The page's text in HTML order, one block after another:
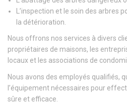
L’inspection et le soin des arbres
la détérioration.
Nous offrons nos services à divers
propriétaires de maisons, les
locaux et les associations de
Nous avons des employés qualifiés,
l’équipement nécessaires pour
sûre et efficace.